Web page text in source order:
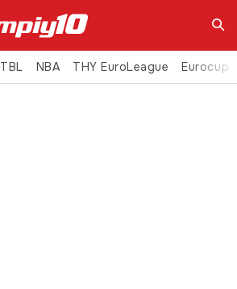
Ara
TBL NBA THY EuroLeague Eurocup